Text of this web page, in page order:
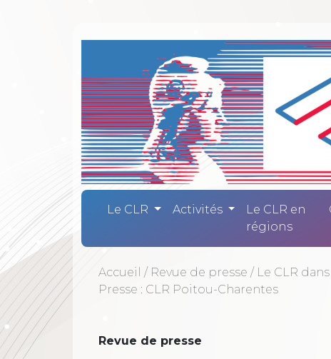
Comité
Le CLR Activités
Le CLR en
régions
Accueil / Revue de presse / Le CLR
Presse : CLR Poitou-Charentes
Revue de presse